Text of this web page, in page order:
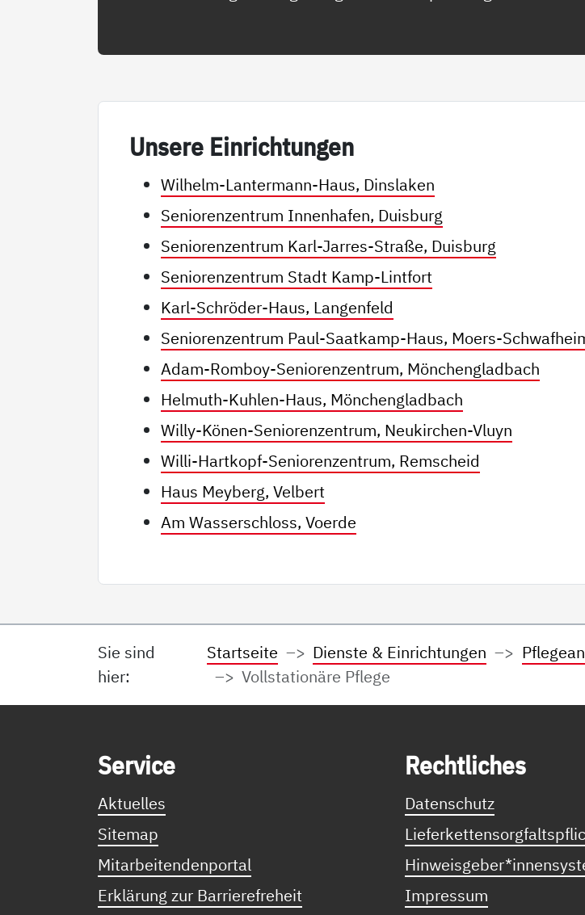
Un­se­re Ein­rich­tun­gen
Wilhelm-Lantermann-Haus, Dinslaken
Seniorenzentrum Innenhafen, Duisburg
Seniorenzentrum Karl-Jarres-Straße, Duisburg
Seniorenzentrum Stadt Kamp-Lintfort
Karl-Schröder-Haus, Langenfeld
Seniorenzentrum Paul-Saatkamp-Haus, Moers-
Adam-Romboy-Seniorenzentrum, Mönchengladbach
Helmuth-Kuhlen-Haus, Mönchengladbach
Willy-Könen-Seniorenzentrum, Neukirchen-Vluyn
Willi-Hartkopf-Seniorenzentrum, Remscheid
Haus Meyberg, Velbert
Am Wasserschloss, Voerde
Sie sind
hier:
Startseite Dienste & Einrichtungen
Vollstationäre Pflege
Ser­vice
Aktuelles
Sitemap
Mitarbeitendenportal
Erklärung zur Barrierefreheit
Recht­li­ches
Datenschutz
Impressum